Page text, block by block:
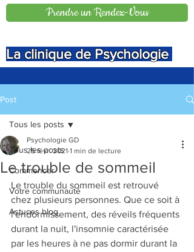
Prendre un Rendez-Vous
La clinique de Psychologie
Post
Tous les posts
Commencer
Votre communauté
Astuces blog
Tous les posts
Le trouble de sommeil
Psychologie GD
25 févr. 2021 1 min de lecture
Le trouble du sommeil est retrouvé
chez plusieurs personnes. Que ce soit à
l'endormissement, des réveils fréquents
durant la nuit, l'insomnie caractérisée
par les heures à ne pas dormir durant la